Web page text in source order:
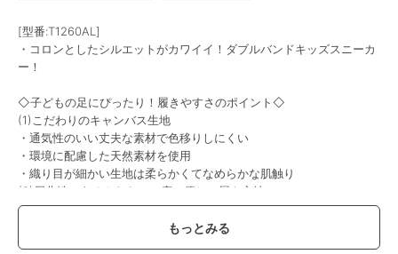
[型番:T1260AL]
・コロンとしたシルエットがカワイイ！ダブルバンドキッズスニーカ
ー！
◇子どもの足にぴったり！履きやすさのポイント◇
(1)こだわりのキャンバス生地
・通気性のいい丈夫な素材で色移りしにくい
・環境に配慮した天然素材を使用
・織り目が細かい生地は柔らかくてなめらかな肌触り
(2)屈曲性のあるやわらかい底で優しい履き心地
（靴底の硬度はA45以下）
(3)かかとをしっかりホールド
(4)マジックテープで足に合わせて自由に調整